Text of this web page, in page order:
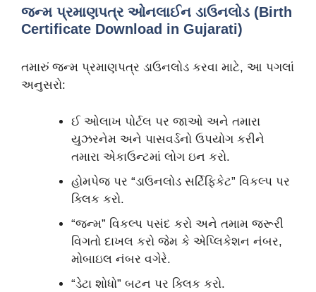
જન્મ પ્રમાણપત્ર ઓનલાઈન ડાઉનલોડ (Birth
Certificate Download in Gujarati)
તમારું જન્મ પ્રમાણપત્ર ડાઉનલોડ કરવા માટે, આ પગલાં
અનુસરો:
ઈ ઓલાખ પોર્ટલ પર જાઓ અને તમારા
યુઝરનેમ અને પાસવર્ડનો ઉપયોગ કરીને
તમારા એકાઉન્ટમાં લોગ ઇન કરો.
હોમપેજ પર “ડાઉનલોડ સર્ટિફિકેટ” વિકલ્પ પર
ક્લિક કરો.
“જન્મ” વિકલ્પ પસંદ કરો અને તમામ જરૂરી
વિગતો દાખલ કરો જેમ કે એપ્લિકેશન નંબર,
મોબાઇલ નંબર વગેરે.
“ડેટા શોધો” બટન પર ક્લિક કરો.